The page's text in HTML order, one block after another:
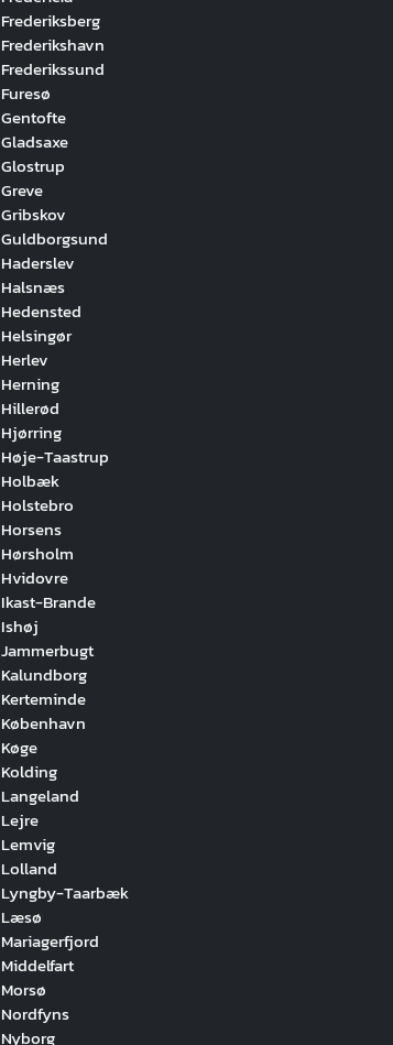
Frederiksberg
Frederikshavn
Frederikssund
Furesø
Gentofte
Gladsaxe
Glostrup
Greve
Gribskov
Guldborgsund
Haderslev
Halsnæs
Hedensted
Helsingør
Herlev
Herning
Hillerød
Hjørring
Høje-Taastrup
Holbæk
Holstebro
Horsens
Hørsholm
Hvidovre
Ikast-Brande
Ishøj
Jammerbugt
Kalundborg
Kerteminde
København
Køge
Kolding
Langeland
Lejre
Lemvig
Lolland
Lyngby-Taarbæk
Læsø
Mariagerfjord
Middelfart
Morsø
Nordfyns
Nyborg